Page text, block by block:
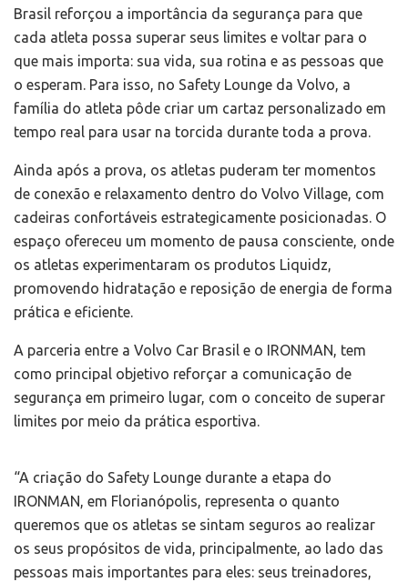
Brasil reforçou a importância da segurança para que
cada atleta possa superar seus limites e voltar para o
que mais importa: sua vida, sua rotina e as pessoas que
o esperam. Para isso, no Safety Lounge da Volvo, a
família do atleta pôde criar um cartaz personalizado em
tempo real para usar na torcida durante toda a prova.
Ainda após a prova, os atletas puderam ter momentos
de conexão e relaxamento dentro do Volvo Village, com
cadeiras confortáveis estrategicamente posicionadas. O
espaço ofereceu um momento de pausa consciente, onde
os atletas experimentaram os produtos Liquidz,
promovendo hidratação e reposição de energia de forma
prática e eficiente.
A parceria entre a Volvo Car Brasil e o IRONMAN, tem
como principal objetivo reforçar a comunicação de
segurança em primeiro lugar, com o conceito de superar
limites por meio da prática esportiva.
“A criação do Safety Lounge durante a etapa do
IRONMAN, em Florianópolis, representa o quanto
queremos que os atletas se sintam seguros ao realizar
os seus propósitos de vida, principalmente, ao lado das
pessoas mais importantes para eles: seus treinadores,